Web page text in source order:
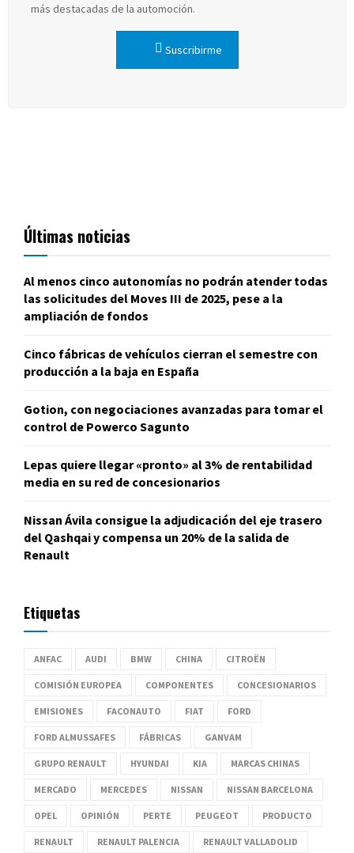
más destacadas de la automoción.
Suscribirme
Últimas noticias
Al menos cinco autonomías no podrán atender todas
las solicitudes del Moves III de 2025, pese a la
ampliación de fondos
Cinco fábricas de vehículos cierran el semestre con
producción a la baja en España
Gotion, con negociaciones avanzadas para tomar el
control de Powerco Sagunto
Lepas quiere llegar «pronto» al 3% de rentabilidad
media en su red de concesionarios
Nissan Ávila consigue la adjudicación del eje trasero
del Qashqai y compensa un 20% de la salida de
Renault
Etiquetas
ANFAC AUDI BMW CHINA CITROËN
COMISIÓN EUROPEA COMPONENTES CONCESIONARIOS
EMISIONES FACONAUTO FIAT FORD
FORD ALMUSSAFES FÁBRICAS GANVAM
GRUPO RENAULT HYUNDAI KIA MARCAS CHINAS
MERCADO MERCEDES NISSAN NISSAN BARCELONA
OPEL OPINIÓN PERTE PEUGEOT PRODUCTO
RENAULT RENAULT PALENCIA RENAULT VALLADOLID